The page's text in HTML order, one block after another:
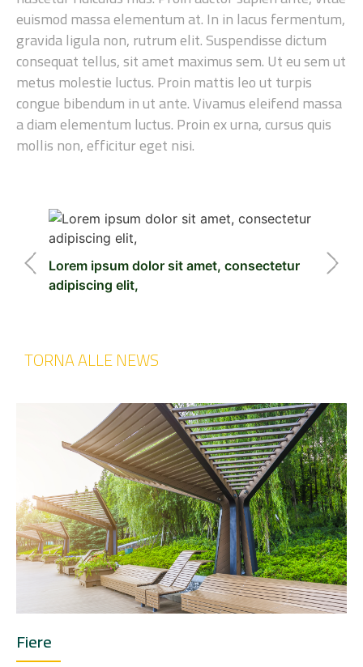
euismod massa elementum at. In in lacus fermentum,
gravida ligula non, rutrum elit. Suspendisse dictum
consequat tellus, sit amet maximus sem. Ut eu sem ut
metus molestie luctus. Proin mattis leo ut turpis
congue bibendum in ut ante. Vivamus eleifend massa
a diam elementum luctus. Proin ex urna, cursus quis
mollis non, efficitur eget nisi.
Lorem ipsum dolor sit amet, consectetur
adipiscing elit,
❮ ❯
TORNA ALLE NEWS
Fiere